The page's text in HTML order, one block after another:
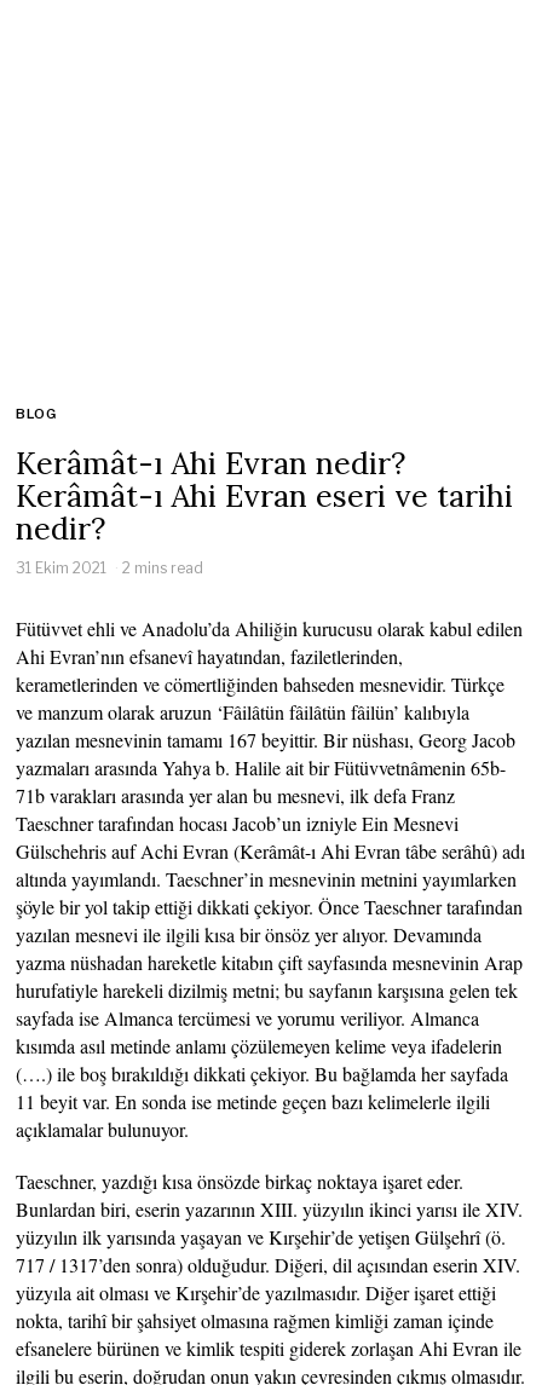
BLOG
Kerâmât-ı Ahi Evran nedir?
Kerâmât-ı Ahi Evran eseri ve tarihi
nedir?
31 Ekim 2021 2 mins read
Fütüvvet ehli ve Anadolu’da Ahiliğin kurucusu olarak kabul edilen
Ahi Evran’nın efsanevî hayatından, faziletlerinden,
kerametlerinden ve cömertliğinden bahseden mesnevidir. Türkçe
ve manzum olarak aruzun ‘Fâilâtün fâilâtün fâilün’ kalıbıyla
yazılan mesnevinin tamamı 167 beyittir. Bir nüshası, Georg Jacob
yazmaları arasında Yahya b. Halile ait bir Fütüvvetnâmenin 65b-
71b varakları arasında yer alan bu mesnevi, ilk defa Franz
Taeschner tarafından hocası Jacob’un izniyle Ein Mesnevi
Gülschehris auf Achi Evran (Kerâmât-ı Ahi Evran tâbe serâhû) adı
altında yayımlandı. Taeschner’in mesnevinin metnini yayımlarken
şöyle bir yol takip ettiği dikkati çekiyor. Önce Taeschner tarafından
yazılan mesnevi ile ilgili kısa bir önsöz yer alıyor. Devamında
yazma nüshadan hareketle kitabın çift sayfasında mesnevinin Arap
hurufatiyle harekeli dizilmiş metni; bu sayfanın karşısına gelen tek
sayfada ise Almanca tercümesi ve yorumu veriliyor. Almanca
kısımda asıl metinde anlamı çözülemeyen kelime veya ifadelerin
(….) ile boş bırakıldığı dikkati çekiyor. Bu bağlamda her sayfada
11 beyit var. En sonda ise metinde geçen bazı kelimelerle ilgili
açıklamalar bulunuyor.
Taeschner, yazdığı kısa önsözde birkaç noktaya işaret eder.
Bunlardan biri, eserin yazarının XIII. yüzyılın ikinci yarısı ile XIV.
yüzyılın ilk yarısında yaşayan ve Kırşehir’de yetişen Gülşehrî (ö.
717 / 1317’den sonra) olduğudur. Diğeri, dil açısından eserin XIV.
yüzyıla ait olması ve Kırşehir’de yazılmasıdır. Diğer işaret ettiği
nokta, tarihî bir şahsiyet olmasına rağmen kimliği zaman içinde
efsanelere bürünen ve kimlik tespiti giderek zorlaşan Ahi Evran ile
ilgili bu eserin, doğrudan onun yakın çevresinden çıkmış olmasıdır.